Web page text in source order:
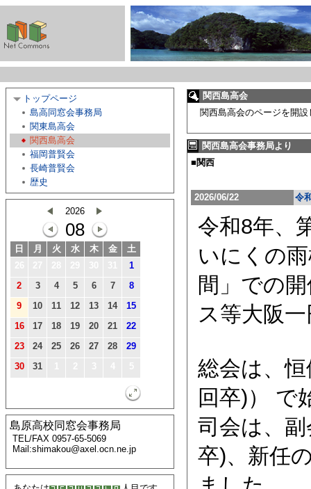
トップページ
島高同窓会事務局
関東島高会
関西島高会
福岡普賢会
長崎普賢会
歴史
2026
08
日 月 火 水 木 金
土
1
2
3 4 5 6 7
8
9
10 11 12 13 14
15
16
17 18 19 20 21
22
23
24 25 26 27 28
29
30
31
島原高校同窓会事務局
TEL/FAX 0957-65-5069
Mail:shimakou@axel.ocn.ne.jp
関西島高会
関西島高会のページを開設
関西島高会事務局より
■関西
2026/06/22 令
令和8年、
いにくの
間」での
ス等大阪
総会は、
回卒)） で
司会は、
卒)、新任